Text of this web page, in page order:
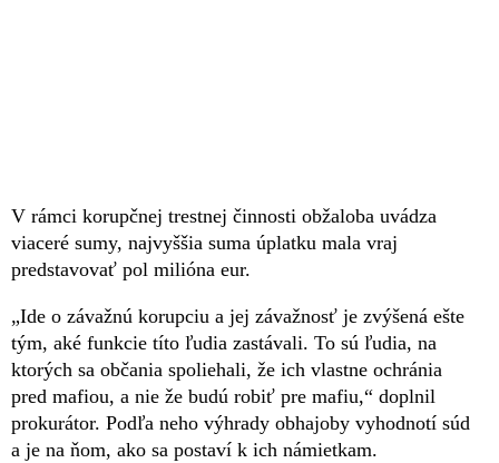
V rámci korupčnej trestnej činnosti obžaloba uvádza
viaceré sumy, najvyššia suma úplatku mala vraj
predstavovať pol milióna eur.
„Ide o závažnú korupciu a jej závažnosť je zvýšená ešte
tým, aké funkcie títo ľudia zastávali. To sú ľudia, na
ktorých sa občania spoliehali, že ich vlastne ochránia
pred mafiou, a nie že budú robiť pre mafiu,“ doplnil
prokurátor. Podľa neho výhrady obhajoby vyhodnotí súd
a je na ňom, ako sa postaví k ich námietkam.